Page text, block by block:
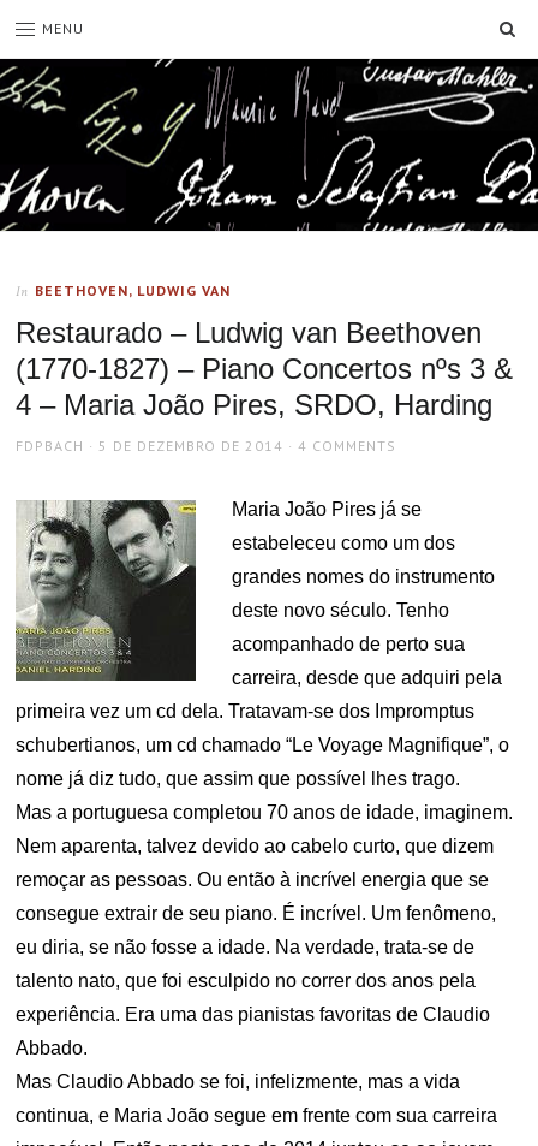
MENU
In BEETHOVEN, LUDWIG VAN
Restaurado – Ludwig van Beethoven
(1770-1827) – Piano Concertos nºs 3 &
4 – Maria João Pires, SRDO, Harding
AUTHOR
FDPBACH
POSTED
5 DE DEZEMBRO DE 2014 4 COMMENTS
Maria João Pires já se
estabeleceu como um dos
grandes nomes do instrumento
deste novo século. Tenho
acompanhado de perto sua
carreira, desde que adquiri pela
primeira vez um cd dela. Tratavam-se dos Impromptus
schubertianos, um cd chamado “Le Voyage Magnifique”, o
nome já diz tudo, que assim que possível lhes trago.
Mas a portuguesa completou 70 anos de idade, imaginem.
Nem aparenta, talvez devido ao cabelo curto, que dizem
remoçar as pessoas. Ou então à incrível energia que se
consegue extrair de seu piano. É incrível. Um fenômeno,
eu diria, se não fosse a idade. Na verdade, trata-se de
talento nato, que foi esculpido no correr dos anos pela
experiência. Era uma das pianistas favoritas de Claudio
Abbado.
Mas Claudio Abbado se foi, infelizmente, mas a vida
continua, e Maria João segue em frente com sua carreira